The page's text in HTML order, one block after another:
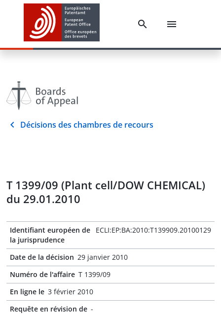
Décisions des chambres de recours
T 1399/09 (Plant cell/DOW CHEMICAL)
du 29.01.2010
Identifiant européen de
la jurisprudence
ECLI:EP:BA:2010:T139909.20100129
Date de la décision 29 janvier 2010
Numéro de l'affaire T 1399/09
En ligne le 3 février 2010
Requête en révision de -